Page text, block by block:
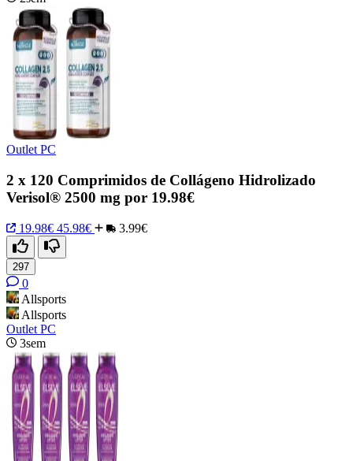
Outlet PC
2 x 120 Comprimidos de Collágeno Hidrolizado
Verisol® 2500 mg por 19.98€
19.98€ 45.98€ 3.99€
297
0
Allsports
Allsports
Outlet PC
3sem